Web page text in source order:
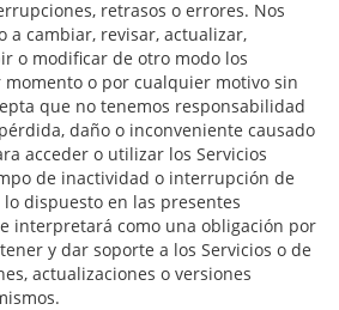
retrasos o errores. Nos
a cambiar, revisar, actualizar,
o modificar de otro modo los
momento o por cualquier motivo sin
que no tenemos responsabilidad
daño o inconveniente causado
acceder o utilizar los Servicios
de inactividad o interrupción de
lo dispuesto en las presentes
interpretará como una obligación por
y dar soporte a los Servicios o de
actualizaciones o versiones